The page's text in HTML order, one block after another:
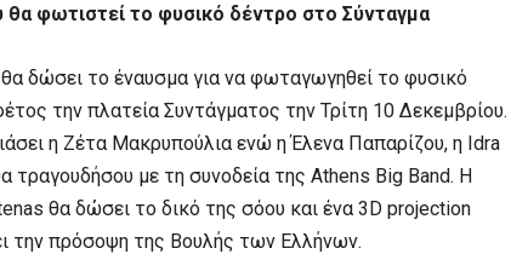
θα φωτιστεί το φυσικό δέντρο στο Σύνταγμα
δώσει το έναυσμα για να φωταγωγηθεί το φυσικό
την πλατεία Συντάγματος την Τρίτη 10 Δεκεμβρίου.
η Ζέτα Μακρυπούλια ενώ η Έλενα Παπαρίζου, η Idra
τραγουδήσου με τη συνοδεία της Athens Big Band. Η
θα δώσει το δικό της σόου και ένα 3D projection
την πρόσοψη της Βουλής των Ελλήνων.